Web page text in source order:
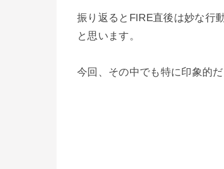
振り返るとFIRE直後は妙な行
と思います。
今回、その中でも特に印象的